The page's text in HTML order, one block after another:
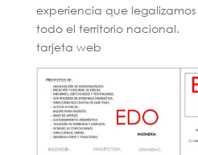
experiencia que legalizamos
todo el territorio nacional.
tarjeta web